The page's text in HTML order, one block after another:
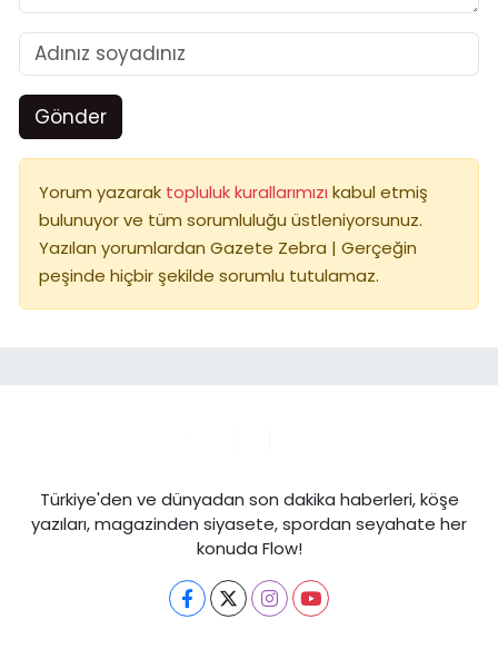
Gönder
Yorum yazarak topluluk kurallarımızı kabul etmiş
bulunuyor ve tüm sorumluluğu üstleniyorsunuz.
Yazılan yorumlardan Gazete Zebra | Gerçeğin
peşinde hiçbir şekilde sorumlu tutulamaz.
Türkiye'den ve dünyadan son dakika haberleri, köşe
yazıları, magazinden siyasete, spordan seyahate her
konuda Flow!